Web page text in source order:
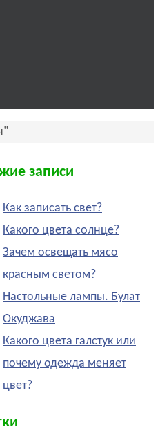
записи
Как записать свет?
Какого цвета солнце?
Зачем освещать мясо
красным светом?
Настольные лампы. Булат
Окуджава
Какого цвета галстук или
почему одежда меняет
цвет?